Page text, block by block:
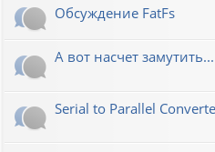
Обсуждение FatFs
А вот насчет
Serial to Parallel